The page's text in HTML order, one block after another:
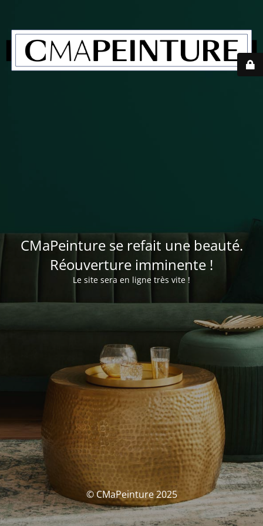
CMaPeinture se refait une beauté.
Réouverture imminente !
Le site sera en ligne très vite !
© CMaPeinture 2025